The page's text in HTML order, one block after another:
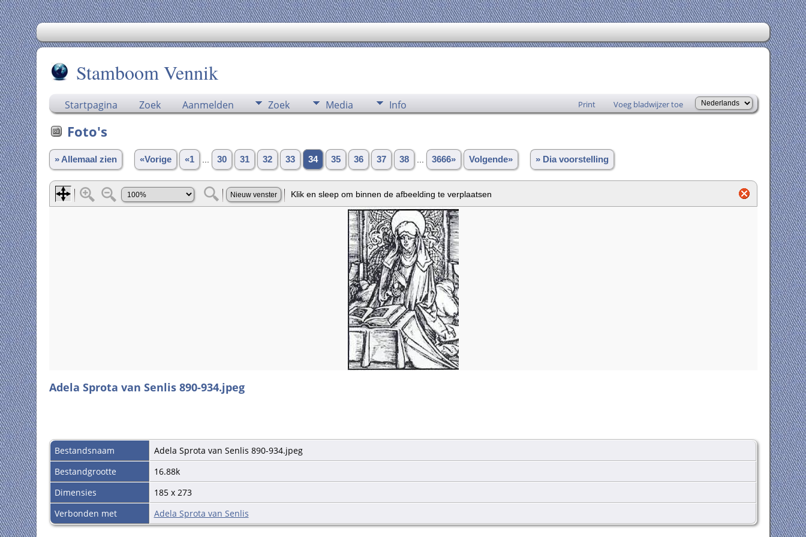
Stamboom Vennik
Startpagina Zoek Aanmelden Zoek Media Info Print Voeg bladwijzer toe
Foto's
» Allemaal zien «Vorige «1 30 31 32 33 34 35 36 37 38 3666» Volgende» » Dia voorstelling
Adela Sprota van Senlis 890-934.jpeg
Bestandsnaam
Adela Sprota van Senlis 890-934.jpeg
Bestandgrootte
16.88k
Dimensies
185 x 273
Verbonden met
Adela Sprota van Senlis